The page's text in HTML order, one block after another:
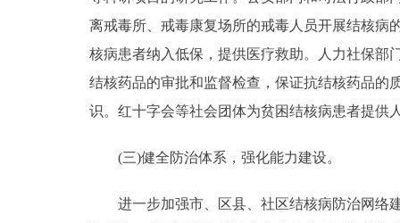
离戒毒所、戒毒康复场所的戒毒人员开展结核病
核病患者纳入低保，提供医疗救助。人力社保部
结核药品的审批和监督检查，保证抗结核药品的
识。红十字会等社会团体为贫困结核病患者提供
(三)健全防治体系，强化能力建设。
进一步加强市、区县、社区结核病防治网络建